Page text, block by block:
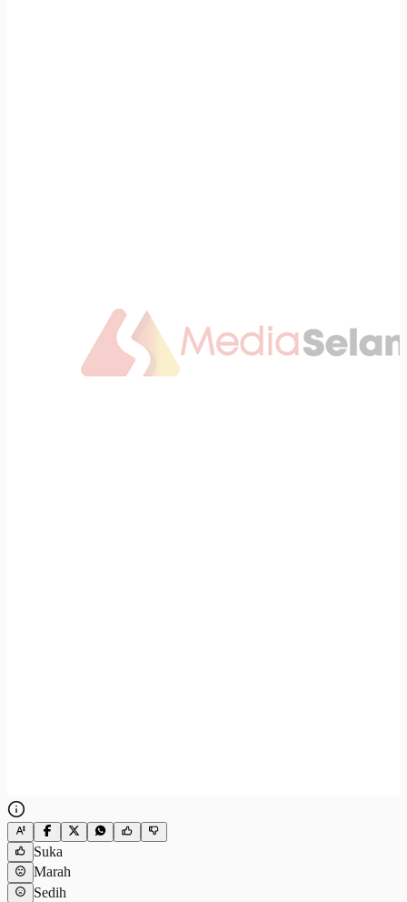
Suka
Marah
Sedih